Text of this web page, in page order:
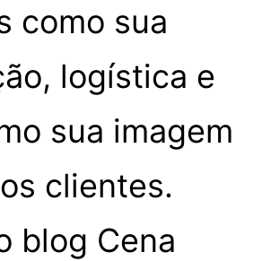
como sua
logística e
sua imagem
clientes.
blog Cena